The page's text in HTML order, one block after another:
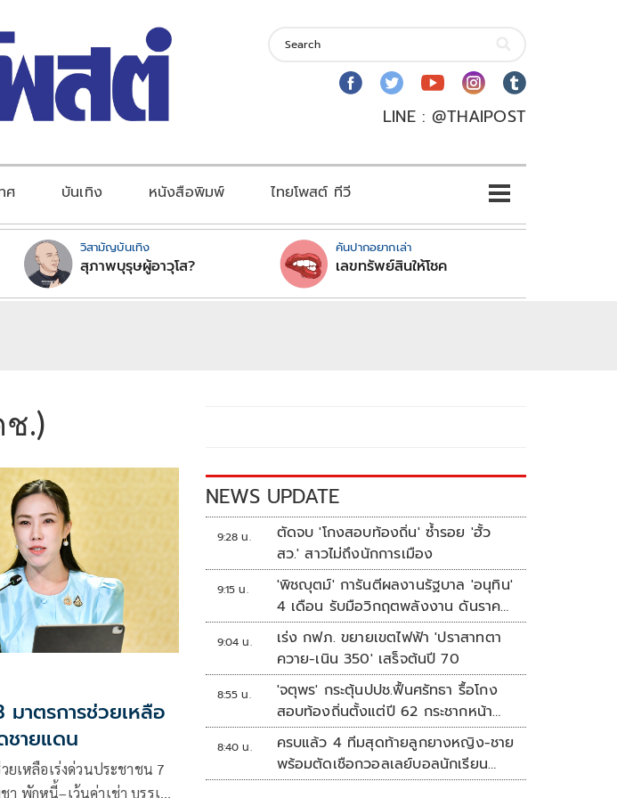
LINE : @THAIPOST
ศ บันเทิง หนังสือพิมพ์ ไทยโพสต์ ทีวี
วิสามัญบันเทิง
สุภาพบุรุษผู้อาวุโส?
คันปากอยากเล่า
เลขทรัพย์สินให้โชค
.)
มาตรการช่วยเหลือ
ชายแดน
ยเหลือเร่งด่วนประชาชน 7
พักหนี้–เว้นค่าเช่า บรรเทา
NEWS UPDATE
9:28 น.
ตัดจบ 'โกงสอบท้องถิ่น' ซ้ำรอย 'ฮั้ว
สว.' สาวไม่ถึงนักการเมือง
9:15 น.
'พิชญุตม์' การันตีผลงานรัฐบาล 'อนุทิน'
4 เดือน รับมือวิกฤตพลังงาน ดันราคา
ข้าว-ยาง-ปาล์ม พุ่งต่อเนื่อง พร้อมอัด
มาตรการช่วยลดต้นทุน-ขยายตลาดโลก
9:04 น.
เร่ง กฟภ. ขยายเขตไฟฟ้า 'ปราสาทตา
ควาย-เนิน 350' เสร็จต้นปี 70
8:55 น.
'จตุพร' กระตุ้นปปช.ฟื้นศรัทธา รื้อโกง
สอบท้องถิ่นตั้งแต่ปี 62 กระชากหน้า
ลงโทษให้เข็ดหลาบ
8:40 น.
ครบแล้ว 4 ทีมสุดท้ายลูกยางหญิง-ชาย
พร้อมตัดเชือกวอลเลย์บอลนักเรียน
แชมป์กีฬา '7HD 2026'